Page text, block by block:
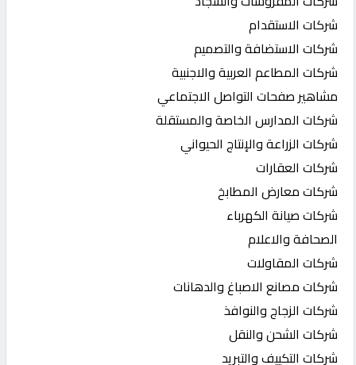
شركات الاستقدام
شركات الاستضافة والتصميم
شركات المطاعم العربية والاجنبية
مشاهير صفحات التواصل الاجتماعي
شركات المدارس الخاصة والمستقلة
شركات الزراعة والإنتاج الحيواني
شركات العقارات
شركات معارض المطابخ
شركات صيانة الكهرباء
الصحافة والاعلام
شركات المقاولات
شركات مصانع الاصباغ والدهانات
شركات الزجاج والنوافذ
شركات الشحن والنقل
شركات التكييف والتبريد